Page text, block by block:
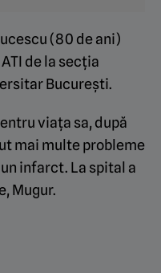
(80 de ani)
de la secția
București.
viața sa, după
mai multe probleme
infarct. La spital a
Mugur.